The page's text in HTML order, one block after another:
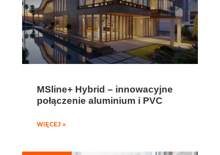
MSline+ Hybrid – innowacyjne
połączenie aluminium i PVC
WIĘCEJ »